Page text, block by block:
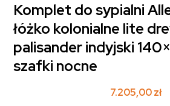
Komplet do sypialni
łóżko kolonialne lite
palisander indyjski
szafki nocne
7.205,00zł